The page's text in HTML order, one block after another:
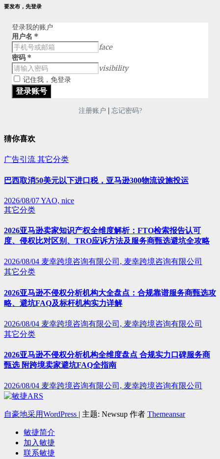
要发布，先登录
登录我的账户
用户名 *
face
密码 *
visibility
记住我，免登录
注册账户 | 忘记密码?
猜你喜欢
广告引流 其它分类
巴西取消50美元以下进口税，亚马逊300物流设施投运
2026/08/07YAO, nice
其它分类
2026亚马逊卖家知识产权全维度解析：FTO检索报告认可
度、侵权比对区别、TRO应诉方法及服务商甄选避坑全攻略
2026/08/04 麦幸跨境咨询有限公司, 麦幸跨境咨询有限公司
其它分类
2026亚马逊不侵权分析机构大全盘点：合规靠谱服务商甄选攻
略、避坑FAQ及标杆机构实力详解
2026/08/04 麦幸跨境咨询有限公司, 麦幸跨境咨询有限公司
其它分类
2026亚马逊不侵权分析机构全维度盘点 合规实力口碑服务商
甄选 附跨境卖家避坑FAQ全指南
2026/08/04 麦幸跨境咨询有限公司, 麦幸跨境咨询有限公司
自豪地采用WordPress | 主题: Newsup 作者 Themeansar
敏捷简介
加入敏捷
联系敏捷